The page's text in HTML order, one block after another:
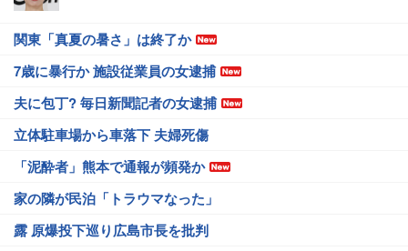
関東「真夏の暑さ」は終了か
7歳に暴行か 施設従業員の女逮捕
夫に包丁? 毎日新聞記者の女逮捕
立体駐車場から車落下 夫婦死傷
「泥酔者」熊本で通報が頻発か
家の隣が民泊「トラウマなった」
露 原爆投下巡り広島市長を批判